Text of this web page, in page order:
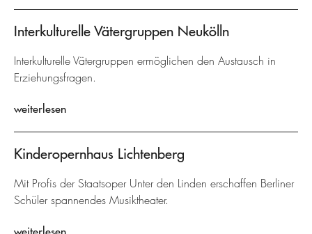
Interkulturelle Vätergruppen Neukölln
Interkulturelle Vätergruppen ermöglichen den Austausch in
Erziehungsfragen.
weiterlesen
Kinderopernhaus Lichtenberg
Mit Profis der Staatsoper Unter den Linden erschaffen Berliner
Schüler spannendes Musiktheater.
weiterlesen